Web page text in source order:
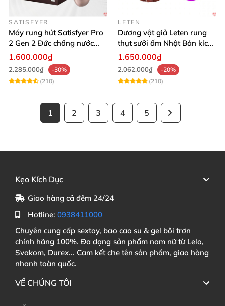
SATISFYER
Máy rung hút Satisfyer Pro
2 Gen 2 Đức chống nước
massage điểm G sạc pin
1.600.000₫
2.285.000₫
-30%
(210)
LETEN
Dương vật giả Leten rung
thụt sưởi ấm Nhật Bản kích
thích điểm G
1.650.000₫
2.062.000₫
-20%
(210)
1 2 3 4 5
Kẹo Kích Dục
Giao hàng cả đêm 24/24
Hotline: 0938411000
Chuyên cung cấp sextoy, bao cao su & gel bôi trơn
chính hãng 100%. Đa dạng sản phẩm nam nữ từ Lelo,
Svakom, Durex... Cam kết che tên sản phẩm, giao hàng
nhanh toàn quốc.
VỀ CHÚNG TÔI